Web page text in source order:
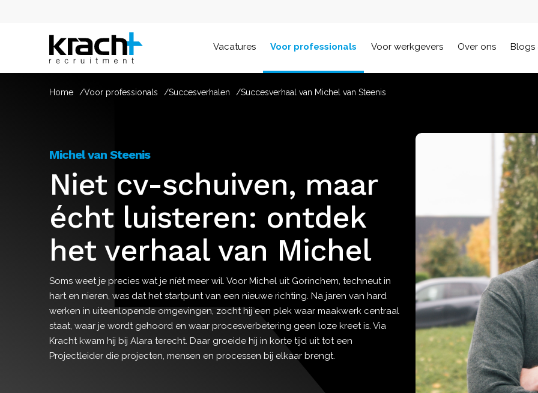
Vacatures Voor professionals Voor werkgevers Over ons Blogs
Home Voor professionals Succesverhalen Succesverhaal van Michel van Steenis
Michel van Steenis
Niet cv-schuiven, maar
écht luisteren: ontdek
het verhaal van Michel
Soms weet je precies wat je níét meer wil. Voor Michel uit Gorinchem, techneut in
hart en nieren, was dat het startpunt van een nieuwe richting. Na jaren van hard
werken in uiteenlopende omgevingen, zocht hij een plek waar maakwerk centraal
staat, waar je wordt gehoord en waar procesverbetering geen loze kreet is. Via
Kracht kwam hij bij Alara terecht. Daar groeide hij in korte tijd uit tot een
Projectleider die projecten, mensen en processen bij elkaar brengt.